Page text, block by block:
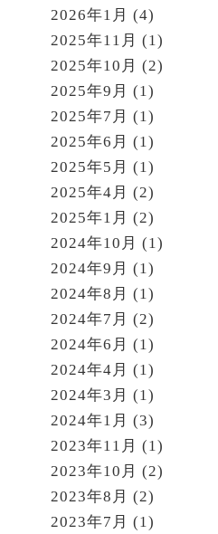
2026年1月 (4)
2025年11月 (1)
2025年10月 (2)
2025年9月 (1)
2025年7月 (1)
2025年6月 (1)
2025年5月 (1)
2025年4月 (2)
2025年1月 (2)
2024年10月 (1)
2024年9月 (1)
2024年8月 (1)
2024年7月 (2)
2024年6月 (1)
2024年4月 (1)
2024年3月 (1)
2024年1月 (3)
2023年11月 (1)
2023年10月 (2)
2023年8月 (2)
2023年7月 (1)